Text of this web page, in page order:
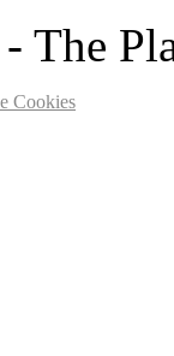
The
Cookies